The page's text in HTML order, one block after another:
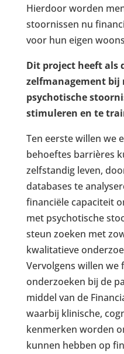
Hierdoor worden
stoornissen nu
voor hun eigen
Dit project heeft als
zelfmanagement bij
psychotische
stimuleren en te
Ten eerste willen we
behoeftes barrières
zelfstandig leven,
databases te
financiële capaciteit
met psychotische
steun zoeken met
kwalitatieve
Vervolgens willen we
onderzoeken bij de
middel van de
waarbij klinische,
kenmerken worden
kunnen hebben op